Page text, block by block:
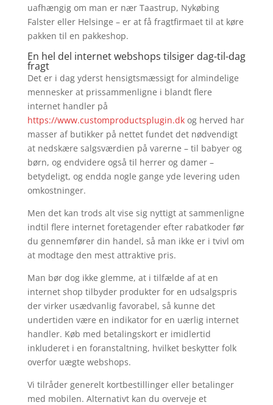
uafhængig om man er nær Taastrup, Nykøbing
Falster eller Helsinge – er at få fragtfirmaet til at køre
pakken til en pakkeshop.
En hel del internet webshops tilsiger dag-til-dag
fragt
Det er i dag yderst hensigtsmæssigt for almindelige
mennesker at prissammenligne i blandt flere
internet handler på
https://www.customproductsplugin.dkog herved har
masser af butikker på nettet fundet det nødvendigt
at nedskære salgsværdien på varerne – til babyer og
børn, og endvidere også til herrer og damer –
betydeligt, og endda nogle gange yde levering uden
omkostninger.
Men det kan trods alt vise sig nyttigt at sammenligne
indtil flere internet foretagender efter rabatkoder før
du gennemfører din handel, så man ikke er i tvivl om
at modtage den mest attraktive pris.
Man bør dog ikke glemme, at i tilfælde af at en
internet shop tilbyder produkter for en udsalgspris
der virker usædvanlig favorabel, så kunne det
undertiden være en indikator for en uærlig internet
handler. Køb med betalingskort er imidlertid
inkluderet i en foranstaltning, hvilket beskytter folk
overfor uægte webshops.
Vi tilråder generelt kortbestillinger eller betalinger
med mobilen. Alternativt kan du overveje et